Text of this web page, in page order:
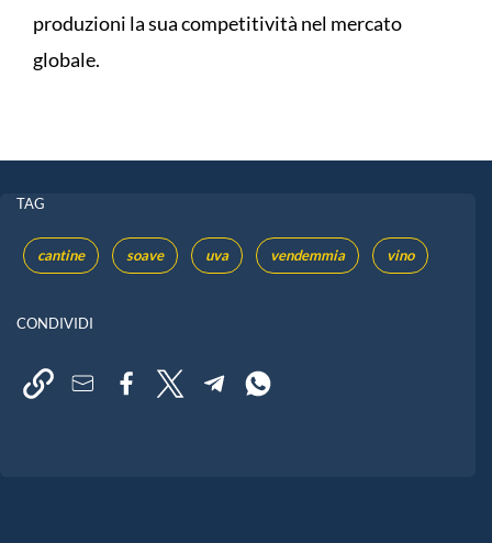
produzioni la sua competitività nel mercato
globale.
TAG
cantine soave uva vendemmia vino
CONDIVIDI